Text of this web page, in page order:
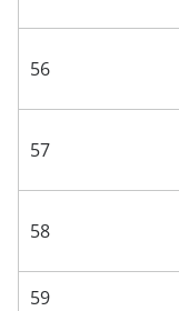
56
57
58
59